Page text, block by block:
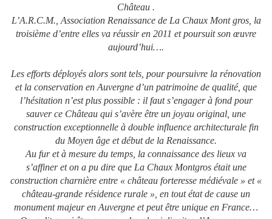
Château .
L’A.R.C.M., Association Renaissance de La Chaux Mont gros, la
troisième d’entre elles va réussir en 2011 et poursuit son œuvre
aujourd’hui….
Les efforts déployés alors sont tels, pour poursuivre la rénovation
et la conservation en Auvergne d’un patrimoine de qualité, que
l’hésitation n’est plus possible : il faut s’engager à fond pour
sauver ce Château qui s’avère être un joyau original, une
construction exceptionnelle à double influence architecturale fin
du Moyen âge et début de la Renaissance.
Au fur et à mesure du temps, la connaissance des lieux va
s’affiner et on a pu dire que La Chaux Montgros était une
construction charnière entre « château forteresse médiévale » et «
château-grande résidence rurale », en tout état de cause un
monument majeur en Auvergne et peut être unique en France…